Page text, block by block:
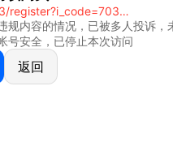
https://www.q4sdgj.vip:9663/register?i_code=70328081
规内容的情况，已被多人投诉，
号安全，已停止本次访问
返回